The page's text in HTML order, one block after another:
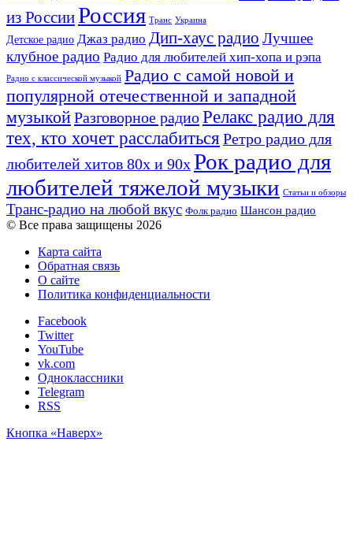
из РоссииРоссия Транс Украина
Детское радио Джаз радио Дип-хаус радио Лучшее
клубное радио Радио для любителей хип-хопа и рэпа
Радио с классической музыкой Радио с самой новой и
популярной отечественной и западной
музыкойРазговорное радиоРелакс радио для
тех, кто хочет расслабиться Ретро радио для
любителей хитов 80х и 90хРок радио для
любителей тяжелой музыки Статьи и обзоры
Транс-радио на любой вкус Фолк радио Шансон радио
© Все права защищены 2026
Карта сайта
Обратная связь
О сайте
Политика конфиденциальности
Facebook
Twitter
YouTube
vk.com
Одноклассники
Telegram
RSS
Кнопка «Наверх»